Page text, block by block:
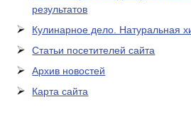
результатов
Кулинарное дело. Натуральная
Статьи посетителей сайта
Архив новостей
Карта сайта